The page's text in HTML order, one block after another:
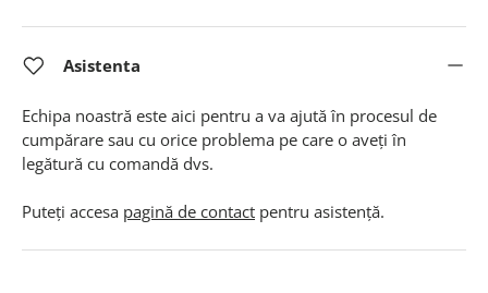
Asistenta
Echipa noastră este aici pentru a va ajută în procesul de
cumpărare sau cu orice problema pe care o aveți în
legătură cu comandă dvs.
Puteți accesa pagină de contact pentru asistență.